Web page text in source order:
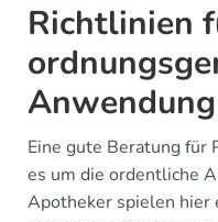
Richtlinien
Anwendung
Eine gute Beratung für
es um die ordentliche
Apotheker spielen hier